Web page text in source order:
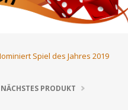
Spiel des Jahres 2019
NÄCHSTES PRODUKT